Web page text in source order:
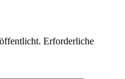
Erforderliche